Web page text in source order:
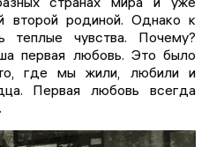
второй родиной. Однако к
теплые чувства. Почему?
первая любовь. Это было
где мы жили, любили и
Первая любовь всегда